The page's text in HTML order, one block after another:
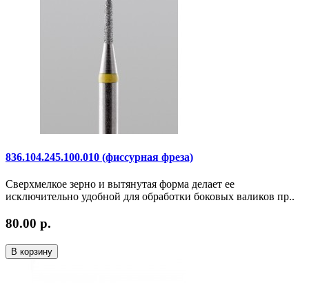
836.104.245.100.010 (фиссурная фреза)
Сверхмелкое зерно и вытянутая форма делает ее
исключительно удобной для обработки боковых валиков пр..
80.00 р.
В корзину